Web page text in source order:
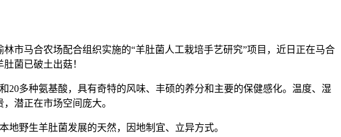
马合农场配合组织实施的“羊肚菌人工栽培手艺研究”项目，近日正在马合
菌已破土出菇！
多种氨基酸，具有奇特的风味、丰硕的养分和主要的保健感化。温度、湿
潜正在市场空间庞大。
野生羊肚菌发展的天然，因地制宜、立异方式。